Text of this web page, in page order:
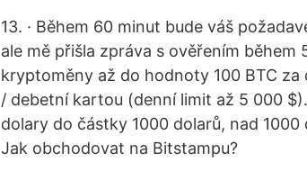
13. · Během 60 minut bude váš
ale mě přišla zpráva s ověřením
kryptoměny až do hodnoty 100 BTC
/ debetní kartou (denní limit až 5 000
dolary do částky 1000 dolarů, nad
Jak obchodovat na Bitstampu?